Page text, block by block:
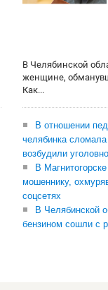
В Челябинской
женщине,
Как...
В отношении
челябинка сломала
возбудили
В
мошеннику,
соцсетях
В Челябинской
бензином сошли с